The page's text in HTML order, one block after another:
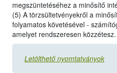
megszüntetéséhez a minősítő
(5) A törzsültetvényekről a
folyamatos követésével -
amelyet rendszeresen közzétesz.
Letölthető nyomtatványok